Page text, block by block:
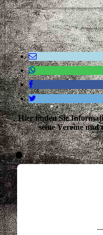
Hier finden Sie
seine Vereine und